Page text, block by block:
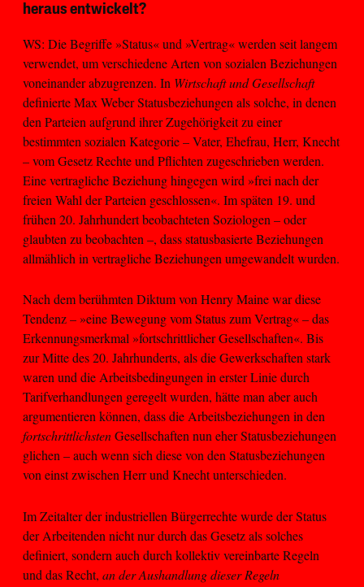
heraus entwickelt?
WS: Die Begriffe »Status« und »Vertrag« werden seit langem
verwendet, um verschiedene Arten von sozialen Beziehungen
voneinander abzugrenzen. In Wirtschaft und Gesellschaft
definierte Max Weber Statusbeziehungen als solche, in denen
den Parteien aufgrund ihrer Zugehörigkeit zu einer
bestimmten sozialen Kategorie – Vater, Ehefrau, Herr, Knecht
– vom Gesetz Rechte und Pflichten zugeschrieben werden.
Eine vertragliche Beziehung hingegen wird »frei nach der
freien Wahl der Parteien geschlossen«. Im späten 19. und
frühen 20. Jahrhundert beobachteten Soziologen – oder
glaubten zu beobachten –, dass statusbasierte Beziehungen
allmählich in vertragliche Beziehungen umgewandelt wurden.
Nach dem berühmten Diktum von Henry Maine war diese
Tendenz – »eine Bewegung vom Status zum Vertrag« – das
Erkennungsmerkmal »fortschrittlicher Gesellschaften«. Bis
zur Mitte des 20. Jahrhunderts, als die Gewerkschaften stark
waren und die Arbeitsbedingungen in erster Linie durch
Tarifverhandlungen geregelt wurden, hätte man aber auch
argumentieren können, dass die Arbeitsbeziehungen in den
fortschrittlichstenGesellschaften nun eher Statusbeziehungen
glichen – auch wenn sich diese von den Statusbeziehungen
von einst zwischen Herr und Knecht unterschieden.
Im Zeitalter der industriellen Bürgerrechte wurde der Status
der Arbeitenden nicht nur durch das Gesetz als solches
definiert, sondern auch durch kollektiv vereinbarte Regeln
und das Recht, an der Aushandlung dieser Regeln